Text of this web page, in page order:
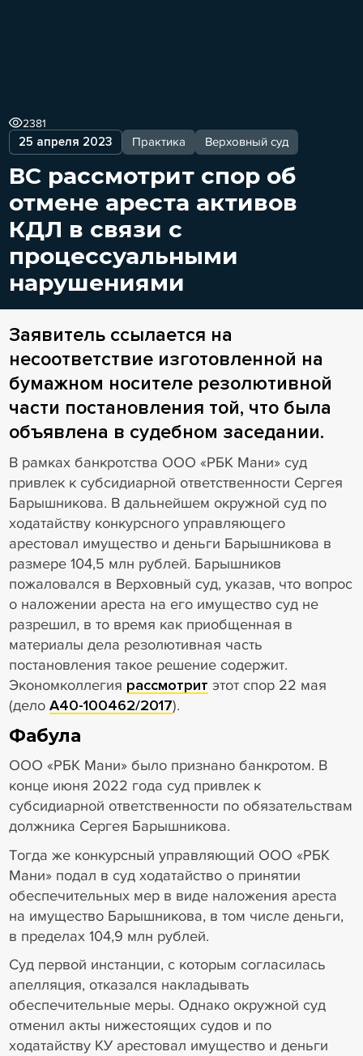
25 апреля 2023 Практика Верховный суд
2381
ВС рассмотрит спор об
отмене ареста активов
КДЛ в связи с
процессуальными
нарушениями
Заявитель ссылается на
несоответствие изготовленной на
бумажном носителе резолютивной
части постановления той, что была
объявлена в судебном заседании.
В рамках банкротства ООО «РБК Мани» суд
привлек к субсидиарной ответственности Сергея
Барышникова. В дальнейшем окружной суд по
ходатайству конкурсного управляющего
арестовал имущество и деньги Барышникова в
размере 104,5 млн рублей. Барышников
пожаловался в Верховный суд, указав, что вопрос
о наложении ареста на его имущество суд не
разрешил, в то время как приобщенная в
материалы дела резолютивная часть
постановления такое решение содержит.
Экономколлегия рассмотрит этот спор 22 мая
(дело А40-100462/2017).
Фабула
ООО «РБК Мани» было признано банкротом. В
конце июня 2022 года суд привлек к
субсидиарной ответственности по обязательствам
должника Сергея Барышникова.
Тогда же конкурсный управляющий ООО «РБК
Мани» подал в суд ходатайство о принятии
обеспечительных мер в виде наложения ареста
на имущество Барышникова, в том числе деньги,
в пределах 104,9 млн рублей.
Суд первой инстанции, с которым согласилась
апелляция, отказался накладывать
обеспечительные меры. Однако окружной суд
отменил акты нижестоящих судов и по
ходатайству КУ арестовал имущество и деньги